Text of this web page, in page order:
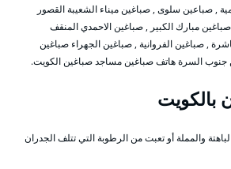
, صباعين سلوى , صباغين ميناء الشعيبة القصور
مبارك الكبير , صباغين الاحمدي المنقف
, صباغين الفروانية , صباغين الجهراء صباغين
السرة هاتف صباغين مساجد صباغين الكويت.
بالكويت
والمملة أو تعبت من الرطوبة التي تتلف الجدران